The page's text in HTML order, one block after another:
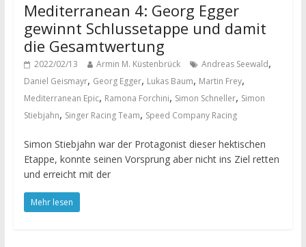
Mediterranean 4: Georg Egger
gewinnt Schlussetappe und damit
die Gesamtwertung
2022/02/13 Armin M. Küstenbrück Andreas Seewald,
Daniel Geismayr, Georg Egger, Lukas Baum, Martin Frey,
Mediterranean Epic, Ramona Forchini, Simon Schneller, Simon
Stiebjahn, Singer Racing Team, Speed Company Racing
Simon Stiebjahn war der Protagonist dieser hektischen
Etappe, konnte seinen Vorsprung aber nicht ins Ziel retten
und erreicht mit der
Mehr lesen